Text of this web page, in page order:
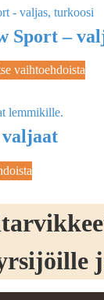
Sport –
vaihtoehdoista
valjaat